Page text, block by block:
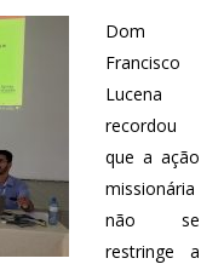
Dom
Francisco
Lucena
recordou
que a ação
missionária
não se
restringe a